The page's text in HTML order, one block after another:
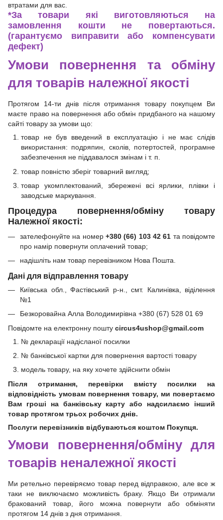
втратами для вас.
*За товари які виготовляються на
замовлення кошти не повертаються.
(гарантуємо виправити або компенсувати
дефект)
Умови повернення та обміну
для товарів належної якості
Протягом 14-ти днів після отримання товару покупцем Ви
маєте право на повернення або обмін придбаного на нашому
сайті товару за умови що:
товар не був введений в експлуатацію і не має слідів
використання: подряпин, сколів, потертостей, програмне
забезпечення не піддавалося змінам і т. п.
товар повністю зберіг товарний вигляд;
товар укомплектований, збережені всі ярлики, плівки і
заводське маркування.
Процедура повернення/обміну товару
Належної якості:
зателефонуйте на номер +380 (66) 103 42 61 та повідомте
про намір повернути оплачений товар;
надішліть нам товар перевізником Нова Пошта.
Дані для відправлення товару
Київська обл., Фастівський р-н., смт. Калинівка, віділення
№1
Безкоровайна Алла Володимирівна +380 (67) 528 01 69
Повідомте на електронну пошту circus4ushop@gmail.com
№ декларації надісланої посилки
№ банківської картки для повернення вартості товару
модель товару, на яку хочете здійснити обмін
Після отримання, перевірки вмісту посилки на
відповідність умовам повернення товару, ми повертаємо
Вам гроші на банківську карту або надсилаємо інший
товар протягом трьох робочих днів.
Послуги перевізників відбуваються коштом Покупця.
Умови повернення/обміну для
товарів неналежної якості
Ми ретельно перевіряємо товар перед відправкою, але все ж
таки не виключаємо можливість браку. Якщо Ви отримали
бракований товар, його можна повернути або обміняти
протягом 14 днів з дня отримання.